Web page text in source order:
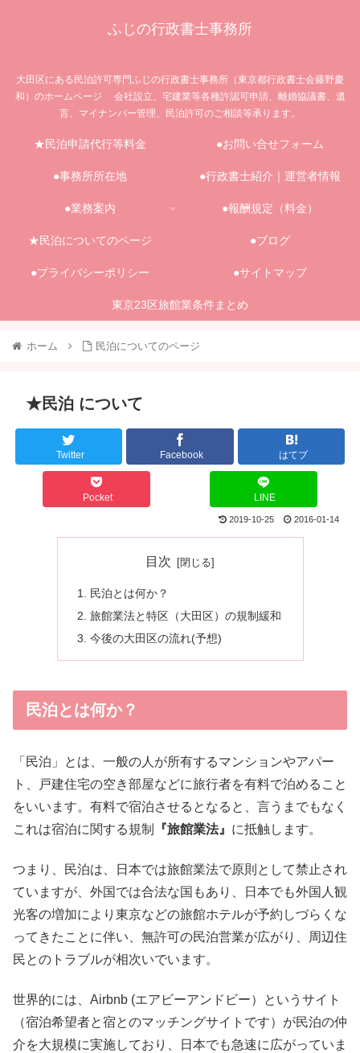
ふじの行政書士事務所
大田区にある民泊許可専門ふじの行政書士事務所（東京都行政書士会藤野慶
和）のホームページ 会社設立、宅建業等各種許認可申請、離婚協議書、遺
言、マイナンバー管理、民泊許可のご相談等承ります。
★民泊申請代行等料金 ●お問い合せフォーム
●事務所所在地 ●行政書士紹介｜運営者情報
●業務案内 ●報酬規定（料金）
★民泊についてのページ ●ブログ
●プライバシーポリシー ●サイトマップ
東京23区旅館業条件まとめ
ホーム 民泊についてのページ
★民泊 について
Twitter Facebook はてブ
Pocket LINE
2019-10-25 2016-01-14
目次
民泊とは何か？
旅館業法と特区（大田区）の規制緩和
今後の大田区の流れ(予想)
民泊とは何か？
「民泊」とは、一般の人が所有するマンションやアパー
ト、戸建住宅の空き部屋などに旅行者を有料で泊めること
をいいます。有料で宿泊させるとなると、言うまでもなく
これは宿泊に関する規制
『旅館業法』 に抵触します。
つまり、民泊は、日本では旅館業法で原則として禁止され
ていますが、外国では合法な国もあり、日本でも外国人観
光客の増加により東京などの旅館ホテルが予約しづらくな
ってきたことに伴い、無許可の民泊営業が広がり、周辺住
民とのトラブルが相次いでいます。
世界的には、Airbnb (エアビーアンドビー）というサイト
（宿泊希望者と宿とのマッチングサイトです）が民泊の仲
介を大規模に実施しており、日本でも急速に広がっていま